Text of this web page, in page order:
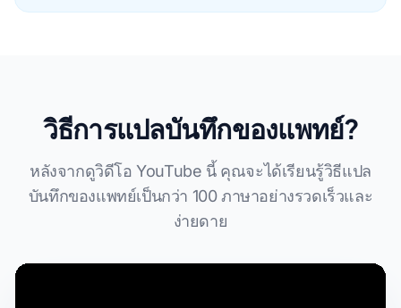
วิธีการแปลบันทึกของแพทย์?
หลังจากดูวิดีโอ YouTube นี้ คุณจะได้เรียนรู้วิธีแปล
บันทึกของแพทย์เป็นกว่า 100 ภาษาอย่างรวดเร็วและ
ง่ายดาย